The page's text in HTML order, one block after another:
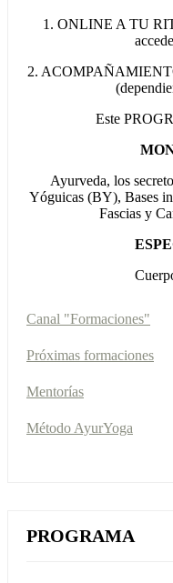
1. ONLINE A TU
2.
Este
Ayurveda, los
Yóguicas (BY), Bases
Fascias y
Canal "Formaciones"
Próximas formaciones
Mentorías
Método AyurYoga
PROGRAMA